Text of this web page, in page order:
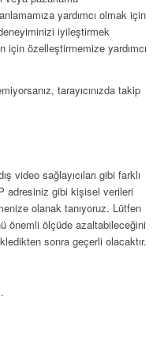
yardımcı olmak için
iyileştirmek
için özelleştirmemize yardımcı
tarayıcınızda takip
video sağlayıcıları gibi farklı
adresiniz gibi kişisel verileri
olanak tanıyoruz. Lütfen
önemli ölçüde azaltabileceğini
sonra geçerli olacaktır.